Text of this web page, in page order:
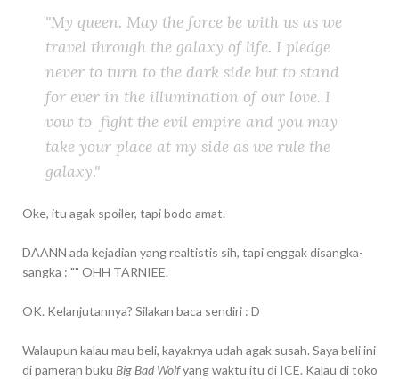
"My queen. May the force be with us as we
travel through the galaxy of life. I pledge
never to turn to the dark side but to stand
for ever in the illumination of our love. I
vow to fight the evil empire and you may
take your place at my side as we rule the
galaxy."
Oke, itu agak spoiler, tapi bodo amat.
DAANN ada kejadian yang realtistis sih, tapi enggak disangka-
sangka : "" OHH TARNIEE.
OK. Kelanjutannya? Silakan baca sendiri : D
Walaupun kalau mau beli, kayaknya udah agak susah. Saya beli ini
di pameran buku Big Bad Wolfyang waktu itu di ICE. Kalau di toko